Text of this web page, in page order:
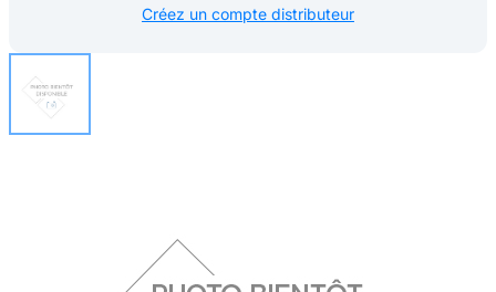
Créez un compte distributeur